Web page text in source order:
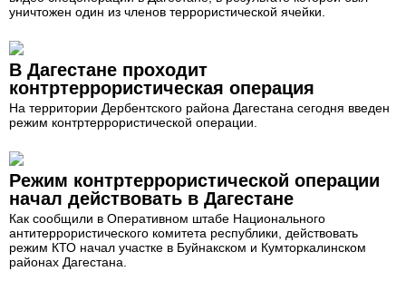
уничтожен один из членов террористической ячейки.
В Дагестане проходит
контртеррористическая операция
На территории Дербентского района Дагестана сегодня введен
режим контртеррористической операции.
Режим контртеррористической операции
начал действовать в Дагестане
Как сообщили в Оперативном штабе Национального
антитеррористического комитета республики, действовать
режим КТО начал участке в Буйнакском и Кумторкалинском
районах Дагестана.